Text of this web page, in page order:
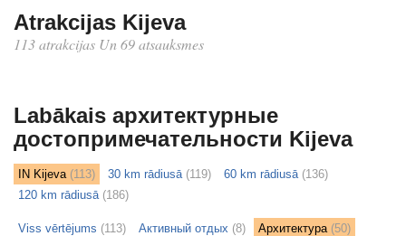
Atrakcijas Kijeva
113 atrakcijas Un 69 atsauksmes
Labākais архитектурные
достопримечательности Kijeva
IN Kijeva(113) 30 km rādiusā(119) 60 km rādiusā(136)
120 km rādiusā(186)
Viss vērtējums (113) Активный отдых (8) Архитектура(50)